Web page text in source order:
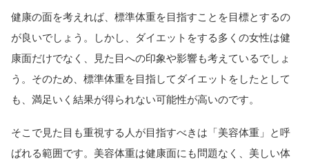
健康の面を考えれば、標準体重を目指すことを目標とするの
が良いでしょう。しかし、ダイエットをする多くの女性は健
康面だけでなく、見た目への印象や影響も考えているでしょ
う。そのため、標準体重を目指してダイエットをしたとして
も、満足いく結果が得られない可能性が高いのです。
そこで見た目も重視する人が目指すべきは「美容体重」と呼
ばれる範囲です。美容体重は健康面にも問題なく、美しい体